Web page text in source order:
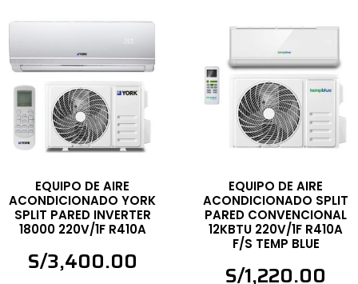
EQUIPO DE AIRE
ACONDICIONADO YORK
SPLIT PARED INVERTER
18000 220V/1F R410A
S/3,400.00
EQUIPO DE AIRE
ACONDICIONADO SPLIT
PARED CONVENCIONAL
12KBTU 220V/1F R410A
F/S TEMP BLUE
S/1,220.00